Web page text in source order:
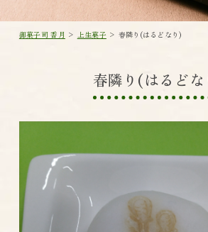
御菓子司 香月 > 上生菓子 > 春隣り(はるどなり)
春隣り(はるど